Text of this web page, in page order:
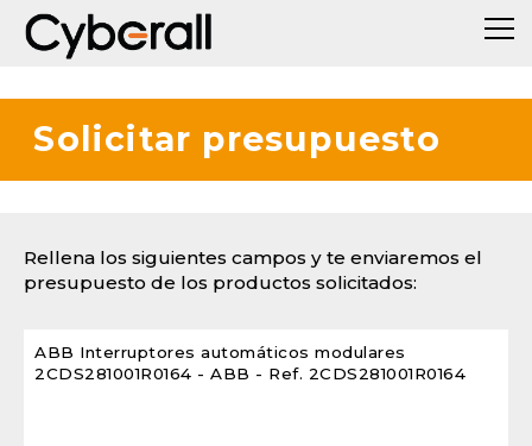
Solicitar presupuesto
Rellena los siguientes campos y te enviaremos el
presupuesto de los productos solicitados: